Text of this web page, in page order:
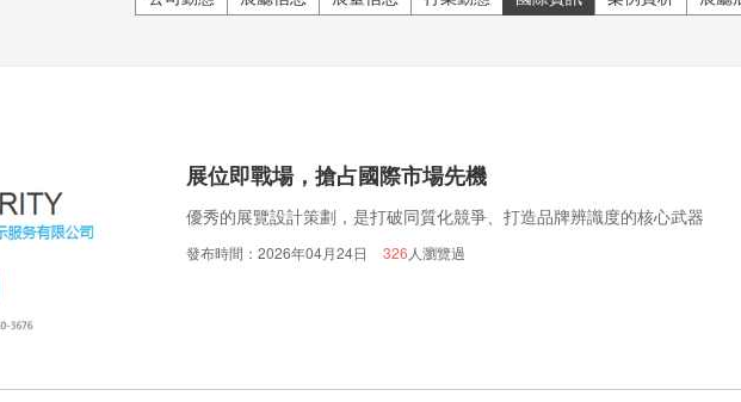
展位即戰場，搶占國際市場先機
優秀的展覽設計策劃，是打破同質化競爭、打造品牌辨識度的核心武器
發布時間：2026年04月24日 326 人瀏覽過